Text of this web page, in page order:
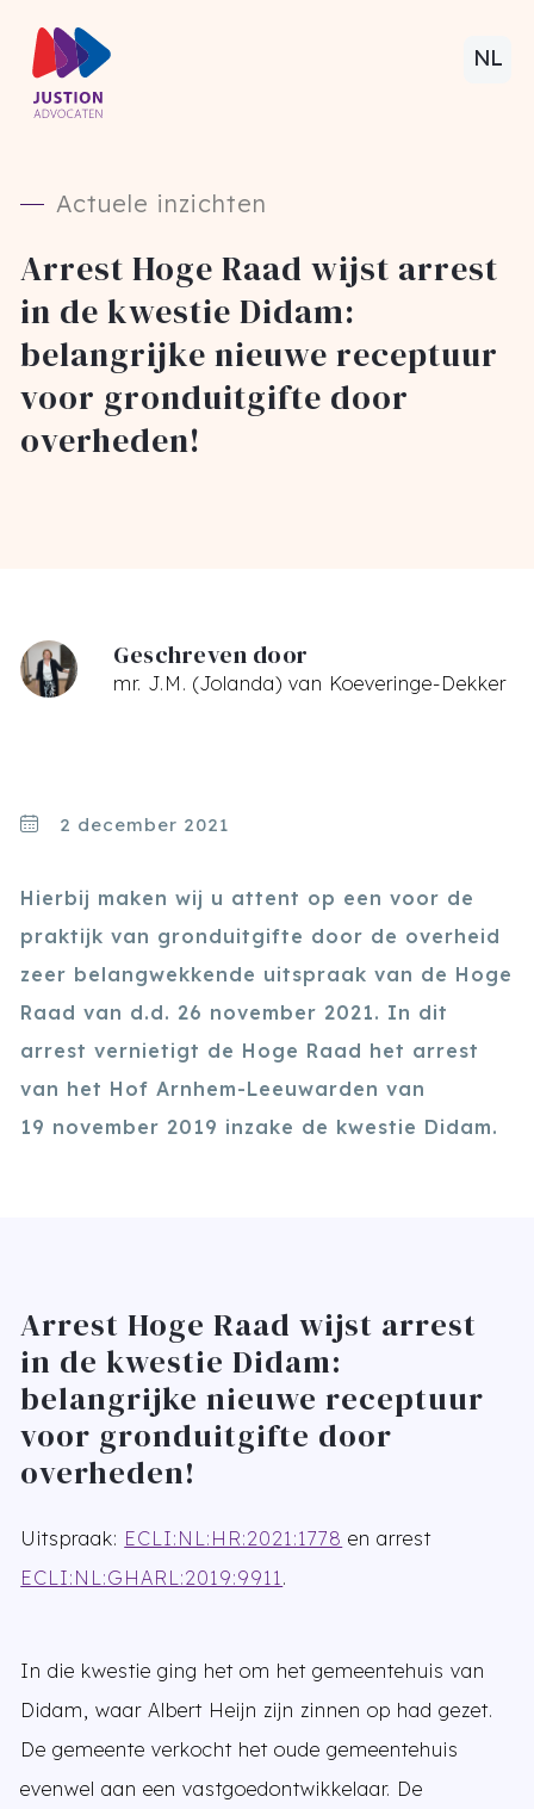
NL
Actuele inzichten
Arrest Hoge Raad wijst arrest
in de kwestie Didam:
belangrijke nieuwe receptuur
voor gronduitgifte door
overheden!
Geschreven door
mr. J.M. (Jolanda) van Koeveringe-Dekker
2 december 2021
Hierbij maken wij u attent op een voor de
praktijk van gronduitgifte door de overheid
zeer belangwekkende uitspraak van de Hoge
Raad van d.d. 26 november 2021. In dit
arrest vernietigt de Hoge Raad het arrest
van het Hof Arnhem-Leeuwarden van
19 november 2019 inzake de kwestie Didam.
Arrest Hoge Raad wijst arrest
in de kwestie Didam:
belangrijke nieuwe receptuur
voor gronduitgifte door
overheden!
Uitspraak: ECLI:NL:HR:2021:1778 en arrest
ECLI:NL:GHARL:2019:9911 .
In die kwestie ging het om het gemeentehuis van
Didam, waar Albert Heijn zijn zinnen op had gezet.
De gemeente verkocht het oude gemeentehuis
evenwel aan een vastgoedontwikkelaar. De